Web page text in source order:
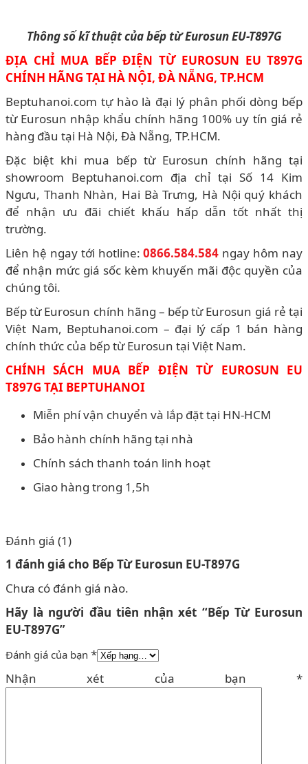
Thông số kĩ thuật của bếp từ Eurosun EU-T897G
ĐỊA CHỈ MUA BẾP ĐIỆN TỪ EUROSUN EU T897G
CHÍNH HÃNG TẠI HÀ NỘI, ĐÀ NẴNG, TP.HCM
Beptuhanoi.com tự hào là đại lý phân phối dòng bếp
từ Eurosun nhập khẩu chính hãng 100% uy tín giá rẻ
hàng đầu tại Hà Nội, Đà Nẵng, TP.HCM.
Đặc biệt khi mua bếp từ Eurosun chính hãng tại
showroom Beptuhanoi.com địa chỉ tại Số 14 Kim
Ngưu, Thanh Nhàn, Hai Bà Trưng, Hà Nội quý khách
để nhận ưu đãi chiết khấu hấp dẫn tốt nhất thị
trường.
Liên hệ ngay tới hotline:0866.584.584 ngay hôm nay
để nhận mức giá sốc kèm khuyến mãi độc quyền của
chúng tôi.
Bếp từ Eurosun chính hãng – bếp từ Eurosun giá rẻ tại
Việt Nam, Beptuhanoi.com – đại lý cấp 1 bán hàng
chính thức của bếp từ Eurosun tại Việt Nam.
CHÍNH SÁCH MUA BẾP ĐIỆN TỪ EUROSUN EU
T897G TẠI BEPTUHANOI
Miễn phí vận chuyển và lắp đặt tại HN-HCM
Bảo hành chính hãng tại nhà
Chính sách thanh toán linh hoạt
Giao hàng trong 1,5h
Đánh giá (1)
1 đánh giá cho Bếp Từ Eurosun EU-T897G
Chưa có đánh giá nào.
Hãy là người đầu tiên nhận xét “Bếp Từ Eurosun
EU-T897G”
Đánh giá của bạn *
Nhận xét của bạn *